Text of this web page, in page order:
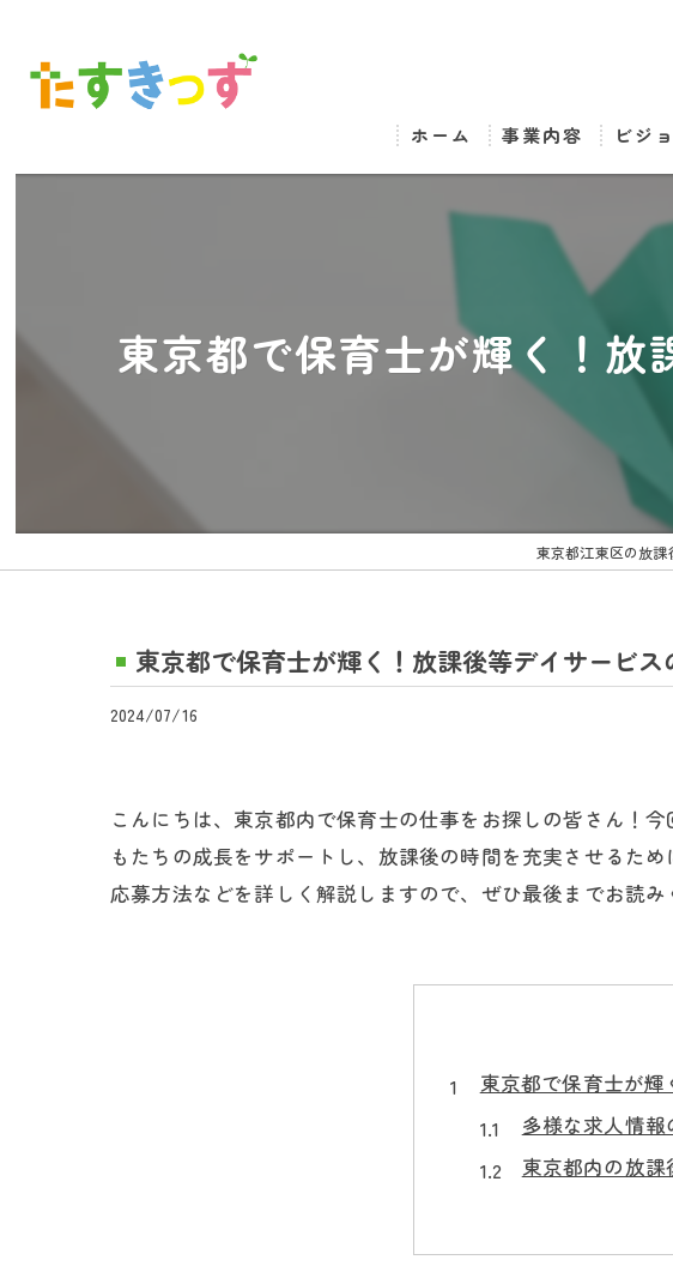
ホーム 事業内容 ビジ
東京都で保育士が輝く！放
東京都江東区の放
東京都で保育士が輝く！放課後等デイサービ
2024/07/16
こんにちは、東京都内で保育士の仕事をお探しの皆さん！
もたちの成長をサポートし、放課後の時間を充実させるた
応募方法などを詳しく解説しますので、ぜひ最後までお読み
東京都で保育士が
多様な求人情報
東京都内の放
児童指導員に
放課後等デイ